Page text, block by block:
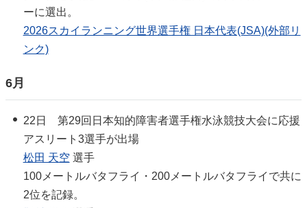
ーに選出。
2026スカイランニング世界選手権 日本代表(JSA)(外部リ
ンク)
6月
22日 第29回日本知的障害者選手権水泳競技大会に応援
アスリート3選手が出場
松田 天空 選手
100メートルバタフライ・200メートルバタフライで共に
2位を記録。